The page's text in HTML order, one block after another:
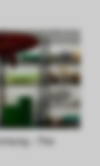
– The